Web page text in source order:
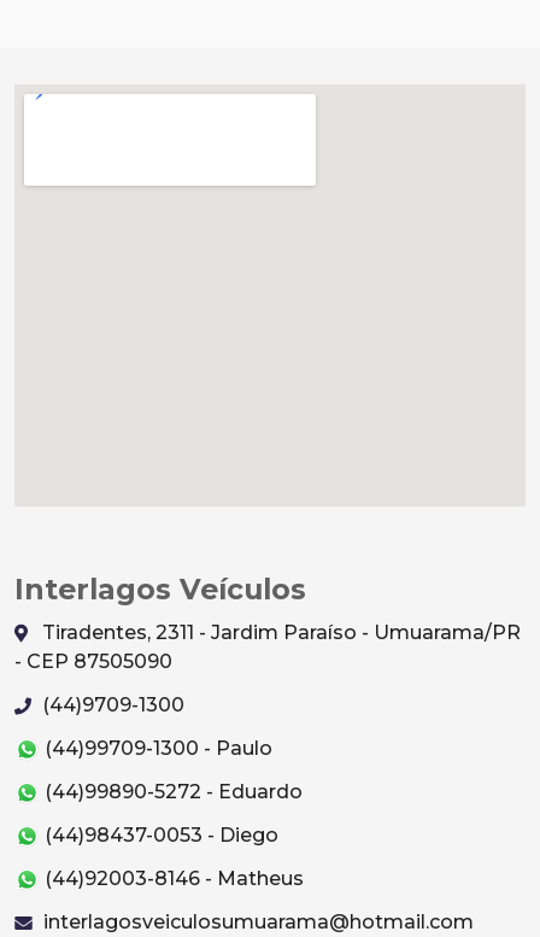
Interlagos Veículos
Tiradentes, 2311 - Jardim Paraíso - Umuarama/PR
- CEP 87505090
(44)9709-1300
(44)99709-1300 - Paulo
(44)99890-5272 - Eduardo
(44)98437-0053 - Diego
(44)92003-8146 - Matheus
interlagosveiculosumuarama@hotmail.com